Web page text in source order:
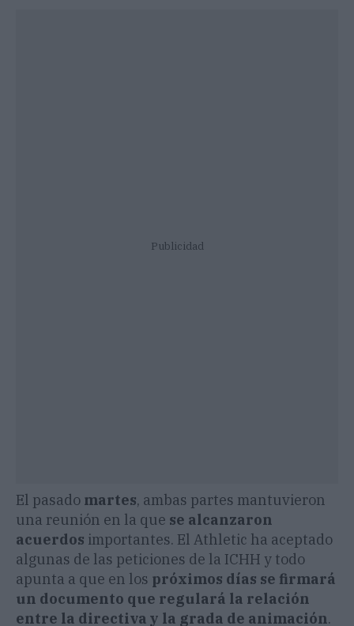
Publicidad
El pasado martes, ambas partes mantuvieron
una reunión en la que se alcanzaron
acuerdos importantes. El Athletic ha aceptado
algunas de las peticiones de la ICHH y todo
apunta a que en los próximos días se firmará
un documento que regulará la relación
entre la directiva y la grada de animación.